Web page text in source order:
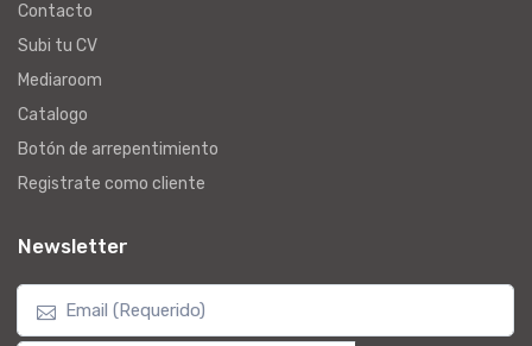
Contacto
Subi tu CV
Mediaroom
Catalogo
Botón de arrepentimiento
Registrate como cliente
Newsletter